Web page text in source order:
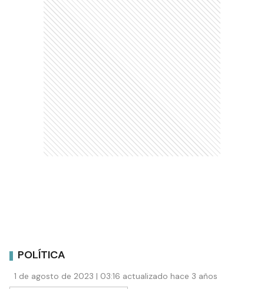
POLÍTICA
1 de agosto de 2023 | 03:16 actualizado hace 3 años